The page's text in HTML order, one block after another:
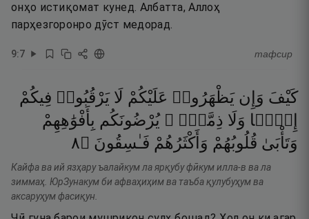
онҳо истиқомат кунед. Албатта, Аллоҳ
парҳезгоронро дӯст медорад.
9:7 тафсир
كَيْفَ وَإِن يَظْهَرُوا۟ عَلَيْكُمْ لَا يَرْقُبُوا۟ فِيكُمْ
إِلًّۭا وَلَا ذِمَّةًۭ ۚ يُرْضُونَكُم بِأَفْوَٰهِهِمْ
وَتَأْبَىٰ قُلُوبُهُمْ وَأَكْثَرُهُمْ فَـٰسِقُونَ ۝٨
Кайфа ва ий язҳару ъалайкум ла ярқубу фӣкум илла-в ва ла
зиммаҳ. ЮрЗунакум би афваҳиҳим ва таъба қулубуҳум ва
аксаруҳум фасиқун.